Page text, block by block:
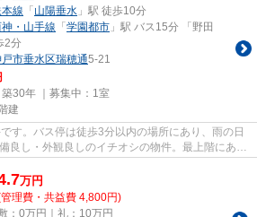
線 「 山陽垂水 」駅 徒歩10分
・山手線 「 学園都市 」駅 バス15分 「野田
2分
市垂水区瑞穂通5-21
30年 ｜募集中： 1室
建
す。バス停は徒歩3分以内の場所にあり、雨の日
良し・外観良しのイチオシの物件。最上階にあり
...
万円
理費・共益費 4,800円)
：0万円｜礼：10万円